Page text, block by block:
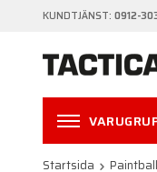
KUNDTJÄNST: 0912-
Startsida Paintball